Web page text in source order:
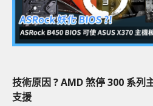
技術原因 ? AMD 煞停 300 系列
支援